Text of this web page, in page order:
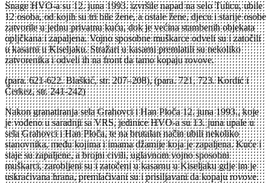
Snage HVO-a su 12. juna 1993. izvršile napad na selo Tulicu, ubile
12 osoba, od kojih su tri bile žene, a ostale žene, djecu i starije osobe
zatvorile u jednu privatnu kuću, dok je većina stambenih objekata
opljčkana i zapaljena. Vojno sposobne muškarce odveli su i zatočili
u kasarni u Kiseljaku. Stražari u kasarni premlatili su nekoliko
zatvorenika i odveli ih na front da tamo kopaju rovove.
(para. 621-622. Blaškić, str. 207–208), (para. 721, 723. Kordić i
Čerkez, str. 241-242)
Nakon granatiranja sela Grahovci i Han Ploča 12. juna 1993., koje
je vođeno u saradnji sa VRS, jedinice HVO-a su 13. juna upale u
sela Grahovci i Han Ploča, te na brutalan način ubili nekoliko
stanovnika, među kojima i imama džamije koja je zapaljena. Kuće i
staje su zapaljene, a brojni civili, uglavnom vojno sposobni
muškarci, zarobljeni su i zatočeni u kasarnu u Kiseljaku gdje im je
uskraćivana hrana, premlaćivani su i prisiljavani da kopaju rovove.